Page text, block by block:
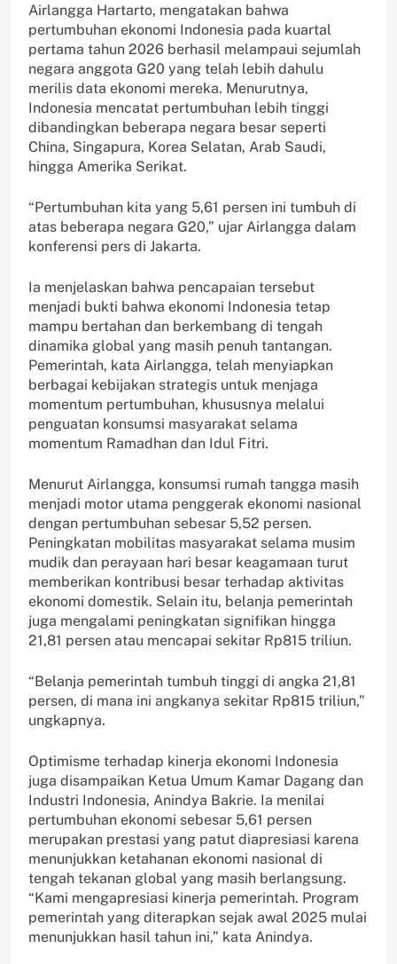
Airlangga Hartarto, mengatakan bahwa
pertumbuhan ekonomi Indonesia pada kuartal
pertama tahun 2026 berhasil melampaui sejumlah
negara anggota G20 yang telah lebih dahulu
merilis data ekonomi mereka. Menurutnya,
Indonesia mencatat pertumbuhan lebih tinggi
dibandingkan beberapa negara besar seperti
China, Singapura, Korea Selatan, Arab Saudi,
hingga Amerika Serikat.
“Pertumbuhan kita yang 5,61 persen ini tumbuh di
atas beberapa negara G20,” ujar Airlangga dalam
konferensi pers di Jakarta.
Ia menjelaskan bahwa pencapaian tersebut
menjadi bukti bahwa ekonomi Indonesia tetap
mampu bertahan dan berkembang di tengah
dinamika global yang masih penuh tantangan.
Pemerintah, kata Airlangga, telah menyiapkan
berbagai kebijakan strategis untuk menjaga
momentum pertumbuhan, khususnya melalui
penguatan konsumsi masyarakat selama
momentum Ramadhan dan Idul Fitri.
Menurut Airlangga, konsumsi rumah tangga masih
menjadi motor utama penggerak ekonomi nasional
dengan pertumbuhan sebesar 5,52 persen.
Peningkatan mobilitas masyarakat selama musim
mudik dan perayaan hari besar keagamaan turut
memberikan kontribusi besar terhadap aktivitas
ekonomi domestik. Selain itu, belanja pemerintah
juga mengalami peningkatan signifikan hingga
21,81 persen atau mencapai sekitar Rp815 triliun.
“Belanja pemerintah tumbuh tinggi di angka 21,81
persen, di mana ini angkanya sekitar Rp815 triliun,”
ungkapnya.
Optimisme terhadap kinerja ekonomi Indonesia
juga disampaikan Ketua Umum Kamar Dagang dan
Industri Indonesia, Anindya Bakrie. Ia menilai
pertumbuhan ekonomi sebesar 5,61 persen
merupakan prestasi yang patut diapresiasi karena
menunjukkan ketahanan ekonomi nasional di
tengah tekanan global yang masih berlangsung.
“Kami mengapresiasi kinerja pemerintah. Program
pemerintah yang diterapkan sejak awal 2025 mulai
menunjukkan hasil tahun ini,” kata Anindya.